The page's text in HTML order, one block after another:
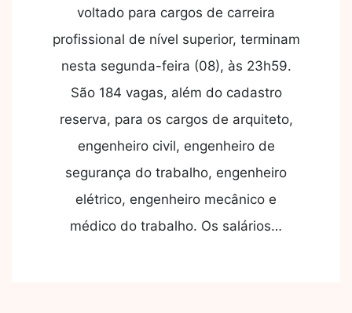
voltado para cargos de carreira
profissional de nível superior, terminam
nesta segunda-feira (08), às 23h59.
São 184 vagas, além do cadastro
reserva, para os cargos de arquiteto,
engenheiro civil, engenheiro de
segurança do trabalho, engenheiro
elétrico, engenheiro mecânico e
médico do trabalho. Os salários…